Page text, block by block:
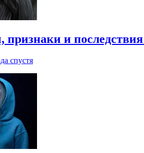
и
спустя